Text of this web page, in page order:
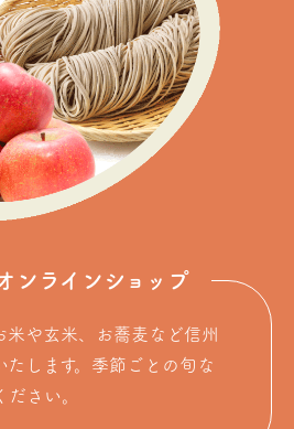
ンラインショップ
米や玄米、お蕎麦など信州
たします。季節ごとの旬な
さい。